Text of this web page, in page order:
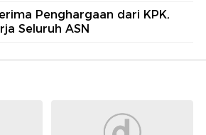
Penghargaan dari KPK,
Seluruh ASN